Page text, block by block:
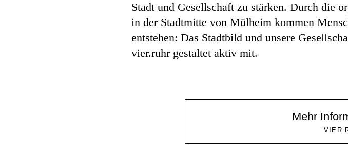
Stadt und Gesellschaft zu stärken. Durch die
in der Stadtmitte von Mülheim kommen
entstehen: Das Stadtbild und unsere
vier.ruhr gestaltet aktiv mit.
Mehr